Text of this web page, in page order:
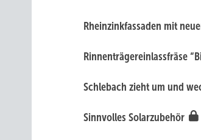
Rheinzinkfassaden mit
Rinnenträgereinlassfräse
Schlebach zieht um und
Sinnvolles Solarzubehör